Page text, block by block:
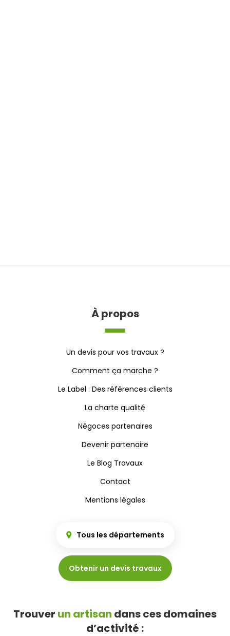
À propos
Un devis pour vos travaux ?
Comment ça marche ?
Le Label : Des références clients
La charte qualité
Négoces partenaires
Devenir partenaire
Le Blog Travaux
Contact
Mentions légales
Tous les départements
Obtenir un devis travaux
Trouver un artisan dans ces domaines
d’activité :